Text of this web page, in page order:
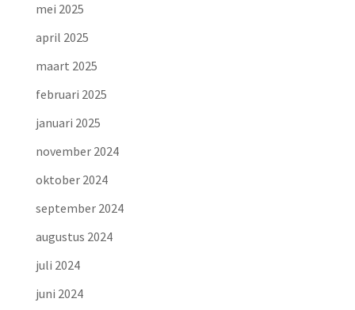
mei 2025
april 2025
maart 2025
februari 2025
januari 2025
november 2024
oktober 2024
september 2024
augustus 2024
juli 2024
juni 2024